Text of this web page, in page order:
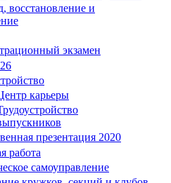
восстановление и
экзамен
карьеры
презентация 2020
работа
самоуправление